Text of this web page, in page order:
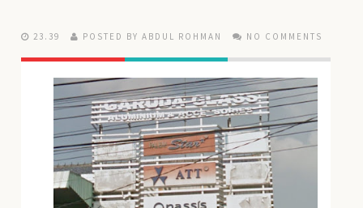
23.39 POSTED BY ABDUL ROHMAN NO COMMENTS